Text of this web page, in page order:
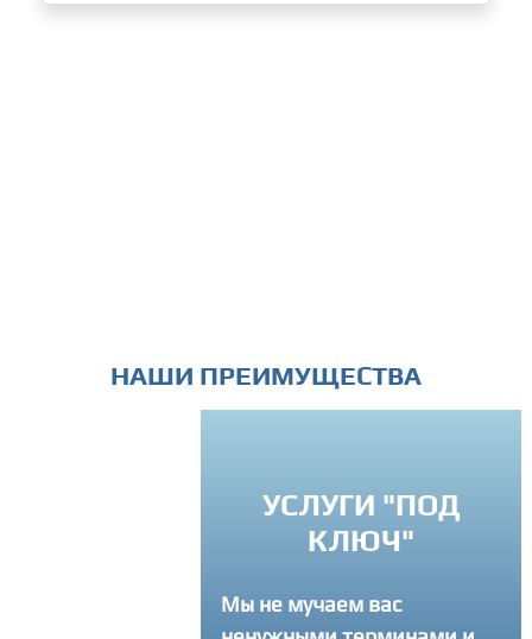
НАШИ ПРЕИМУЩЕСТВА
ПОДХОД
Вы можете связатся